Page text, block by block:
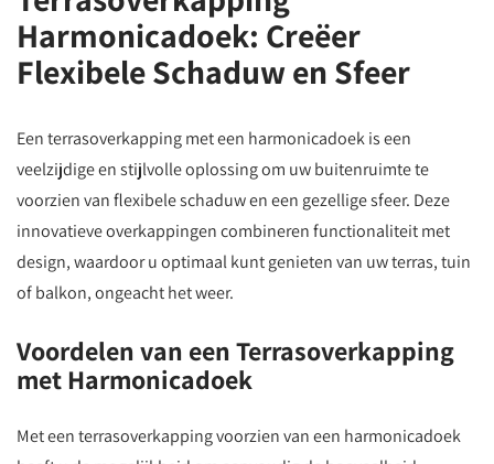
Harmonicadoek: Creëer
Flexibele Schaduw en Sfeer
Een terrasoverkapping met een harmonicadoek is een
veelzijdige en stijlvolle oplossing om uw buitenruimte te
voorzien van flexibele schaduw en een gezellige sfeer. Deze
innovatieve overkappingen combineren functionaliteit met
design, waardoor u optimaal kunt genieten van uw terras, tuin
of balkon, ongeacht het weer.
Voordelen van een Terrasoverkapping
met Harmonicadoek
Met een terrasoverkapping voorzien van een harmonicadoek